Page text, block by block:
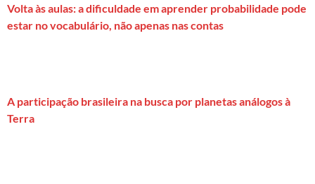
Volta às aulas: a dificuldade em aprender probabilidade pode
estar no vocabulário, não apenas nas contas
A participação brasileira na busca por planetas análogos à
Terra